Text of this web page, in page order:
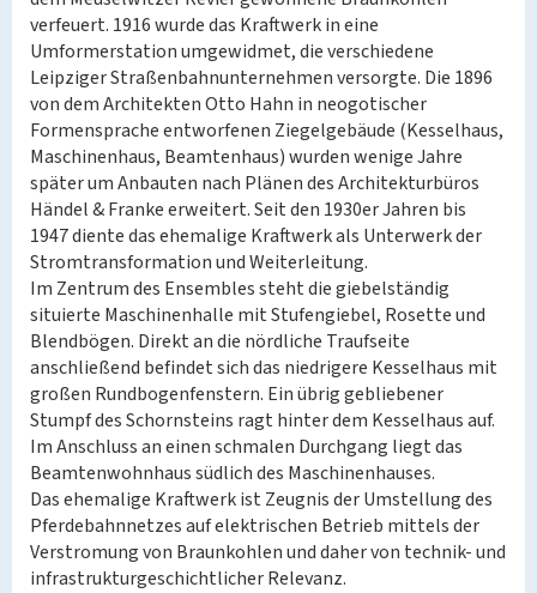
verfeuert. 1916 wurde das Kraftwerk in eine
Umformerstation umgewidmet, die verschiedene
Leipziger Straßenbahnunternehmen versorgte. Die 1896
von dem Architekten Otto Hahn in neogotischer
Formensprache entworfenen Ziegelgebäude (Kesselhaus,
Maschinenhaus, Beamtenhaus) wurden wenige Jahre
später um Anbauten nach Plänen des Architekturbüros
Händel & Franke erweitert. Seit den 1930er Jahren bis
1947 diente das ehemalige Kraftwerk als Unterwerk der
Stromtransformation und Weiterleitung.
Im Zentrum des Ensembles steht die giebelständig
situierte Maschinenhalle mit Stufengiebel, Rosette und
Blendbögen. Direkt an die nördliche Traufseite
anschließend befindet sich das niedrigere Kesselhaus mit
großen Rundbogenfenstern. Ein übrig gebliebener
Stumpf des Schornsteins ragt hinter dem Kesselhaus auf.
Im Anschluss an einen schmalen Durchgang liegt das
Beamtenwohnhaus südlich des Maschinenhauses.
Das ehemalige Kraftwerk ist Zeugnis der Umstellung des
Pferdebahnnetzes auf elektrischen Betrieb mittels der
Verstromung von Braunkohlen und daher von technik- und
infrastrukturgeschichtlicher Relevanz.